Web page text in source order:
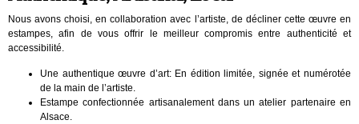
Nous avons choisi, en collaboration avec l’artiste, de décliner cette œuvre en
estampes, afin de vous offrir le meilleur compromis entre authenticité et
accessibilité.
Une authentique œuvre d’art: En édition limitée, signée et numérotée
de la main de l’artiste.
Estampe confectionnée artisanalement dans un atelier partenaire en
Alsace.